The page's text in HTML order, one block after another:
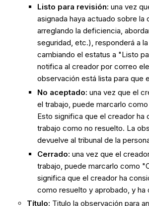
Listo para revisión: una vez
asignada haya actuado sobre la
arreglando la deficiencia,
seguridad, etc.), responderá a
cambiando el estatus a "Listo
notifica al creador por correo
observación está lista para que
No aceptado: una vez que el
el trabajo, puede marcarlo
Esto significa que el creador ha
trabajo como no resuelto. La
devuelve al tribunal de la
Cerrado: una vez que el
trabajo, puede marcarlo como
significa que el creador ha
como resuelto y aprobado, y ha
Título: Titulo la observación para